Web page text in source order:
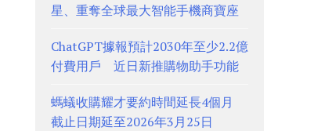
星、重奪全球最大智能手機商寶座
ChatGPT據報預計2030年至少2.2億
付費用戶 近日新推購物助手功能
螞蟻收購耀才要約時間延長4個月
截止日期延至2026年3月25日